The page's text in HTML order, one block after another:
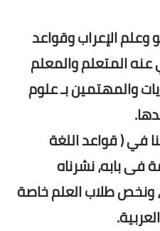
الإعراب وقواعد
عنه المتعلم والمعلم
والمهتمين بـ علوم
في ( قواعد اللغة
فى بابه، نشرناه
ونخص طلاب العلم خاصة